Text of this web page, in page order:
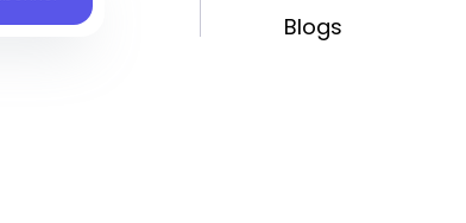
Blogs